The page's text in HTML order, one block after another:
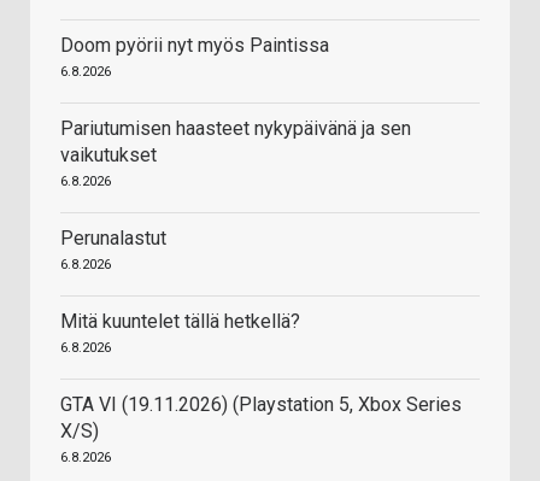
Doom pyörii nyt myös Paintissa
6.8.2026
Pariutumisen haasteet nykypäivänä ja sen
vaikutukset
6.8.2026
Perunalastut
6.8.2026
Mitä kuuntelet tällä hetkellä?
6.8.2026
GTA VI (19.11.2026) (Playstation 5, Xbox Series
X/S)
6.8.2026